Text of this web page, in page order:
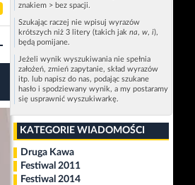
znakiem > bez spacji.
Szukając raczej nie wpisuj wyrazów
krótszych niż 3 litery (takich jak na, w, i),
będą pomijane.
Jeżeli wynik wyszukiwania nie spełnia
założeń, zmień zapytanie, skład wyrazów
itp. lub napisz do nas, podając szukane
hasło i spodziewany wynik, a my postaramy
się usprawnić wyszukiwarkę.
KATEGORIE WIADOMOŚCI
Druga Kawa
Festiwal 2011
Festiwal 2014